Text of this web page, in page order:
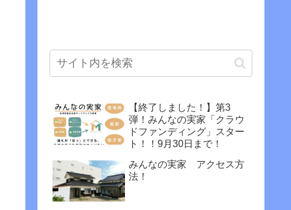
【終了しました！】第3
弾！みんなの実家「クラウ
ドファンディング」スター
ト！！9月30日まで！
みんなの実家 アクセス方
法！